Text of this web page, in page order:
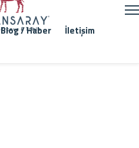
Blog / Haber İletişim